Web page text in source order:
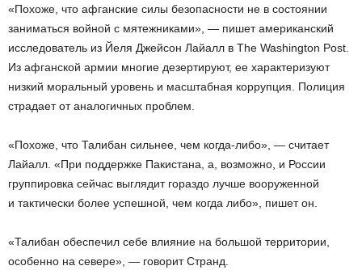
«Похоже, что афганские силы безопасности не в состоянии
заниматься войной с мятежниками», — пишет американский
исследователь из Йеля Джейсон Лайалл в The Washington Post.
Из афганской армии многие дезертируют, ее характеризуют
низкий моральный уровень и масштабная коррупция. Полиция
страдает от аналогичных проблем.
«Похоже, что Талибан сильнее, чем когда-либо», — считает
Лайалл. «При поддержке Пакистана, а, возможно, и России
группировка сейчас выглядит гораздо лучше вооруженной
и тактически более успешной, чем когда либо», пишет он.
«Талибан обеспечил себе влияние на большой территории,
особенно на севере», — говорит Странд.